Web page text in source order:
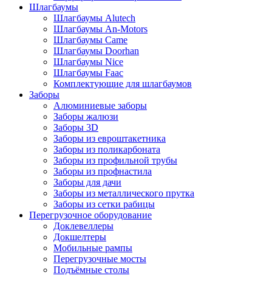
Шлагбаумы
Шлагбаумы Alutech
Шлагбаумы An-Motors
Шлагбаумы Came
Шлагбаумы Doorhan
Шлагбаумы Nice
Шлагбаумы Faac
Комплектующие для шлагбаумов
Заборы
Алюминиевые заборы
Заборы жалюзи
Заборы 3D
Заборы из евроштакетника
Заборы из поликарбоната
Заборы из профильной трубы
Заборы из профнастила
Заборы для дачи
Заборы из металлического прутка
Заборы из сетки рабицы
Перегрузочное оборудование
Доклевеллеры
Докшелтеры
Мобильные рампы
Перегрузочные мосты
Подъёмные столы